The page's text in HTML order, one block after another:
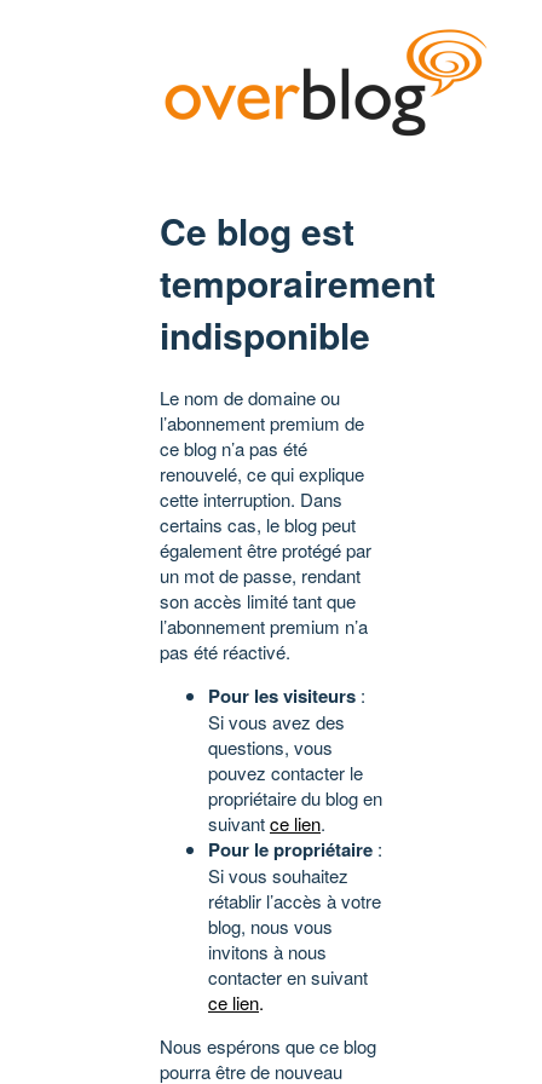
Ce blog est
temporairement
indisponible
Le nom de domaine ou
l’abonnement premium de
ce blog n’a pas été
renouvelé, ce qui explique
cette interruption. Dans
certains cas, le blog peut
également être protégé par
un mot de passe, rendant
son accès limité tant que
l’abonnement premium n’a
pas été réactivé.
Pour les visiteurs :
Si vous avez des
questions, vous
pouvez contacter le
propriétaire du blog en
suivantce lien.
Pour le propriétaire :
Si vous souhaitez
rétablir l’accès à votre
blog, nous vous
invitons à nous
contacter en suivant
ce lien.
Nous espérons que ce blog
pourra être de nouveau